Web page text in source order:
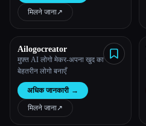
मिलने जाना↗︎
Ailogocreator
मुफ़्त AI लोगो मेकर-अपना खुद का
बेहतरीन लोगो बनाएँ
अधिक जानकारी →
मिलने जाना↗︎